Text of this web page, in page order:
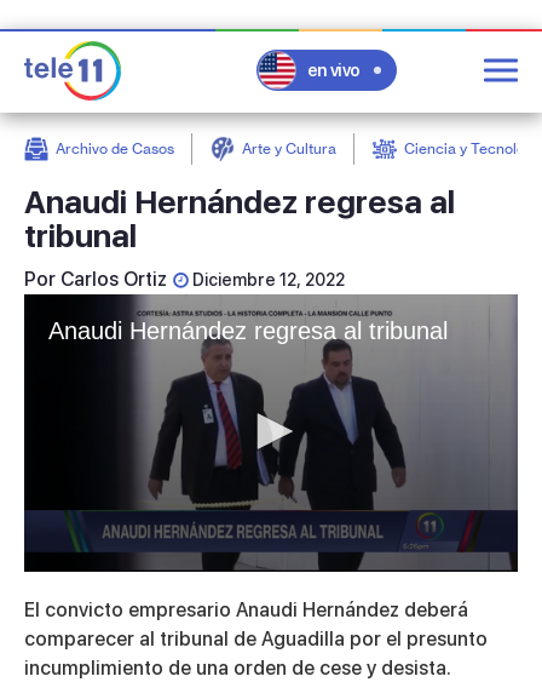
en vivo
Archivo de Casos Arte y Cultura Ciencia y
Anaudi Hernández regresa al
tribunal
Por Carlos Ortiz Diciembre 12, 2022
Anaudi Hernández regresa al tribunal
seconds
of
28
seconds
El convicto empresario Anaudi Hernández deberá
comparecer al tribunal de Aguadilla por el presunto
incumplimiento de una orden de cese y desista.
post